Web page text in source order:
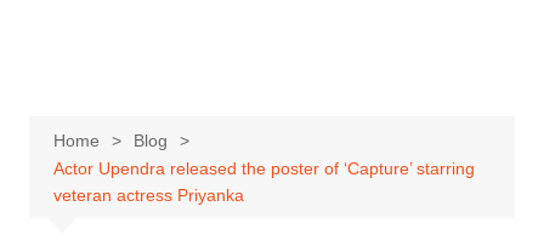
Home
Blog
Actor Upendra released the poster of ‘Capture’ starring
veteran actress Priyanka